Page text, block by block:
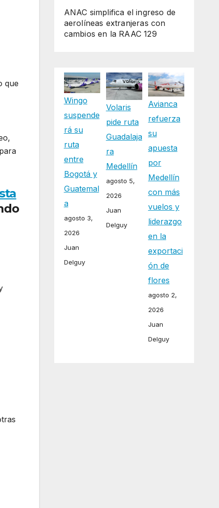
que
ANAC simplifica el ingreso de
aerolíneas extranjeras con
cambios en la RAAC 129
Wingo
suspende
rá su
ruta
entre
Bogotá y
Guatemal
a
agosto 3,
2026
Juan
Delguy
Volaris
pide ruta
Guadalaja
ra
Medellín
agosto 5,
2026
Juan
Delguy
Avianca
refuerza
su
apuesta
por
Medellín
con más
vuelos y
liderazgo
en la
exportaci
ón de
flores
agosto 2,
2026
Juan
Delguy